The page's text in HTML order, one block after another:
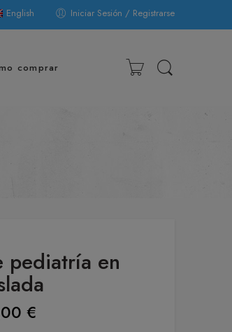
English Iniciar Sesión / Registrarse
comprar
pediatría en
€